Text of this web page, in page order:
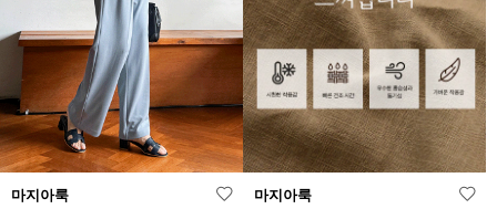
마지아룩 마지아룩